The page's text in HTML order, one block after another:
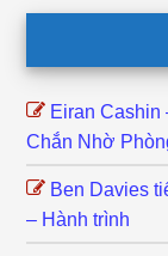
Eiran Cashin
Chắn Nhờ
Ben Davies
– Hành trình